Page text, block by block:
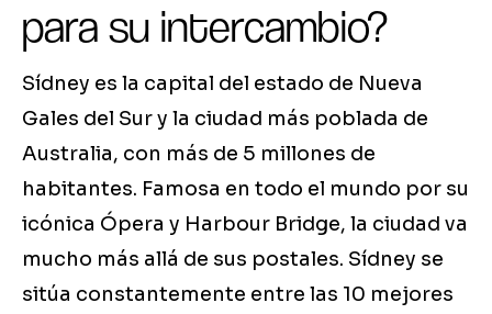
para su intercambio?
Sídney es la capital del estado de Nueva
Gales del Sur y la ciudad más poblada de
Australia, con más de 5 millones de
habitantes. Famosa en todo el mundo por su
icónica Ópera y Harbour Bridge, la ciudad va
mucho más allá de sus postales. Sídney se
sitúa constantemente entre las 10 mejores